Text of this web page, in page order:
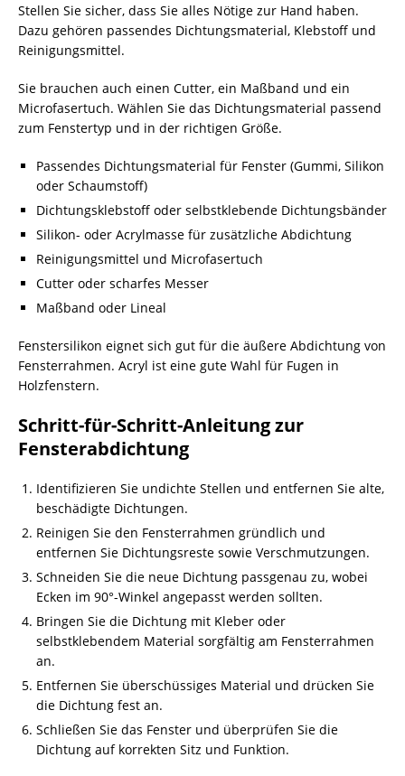
Stellen Sie sicher, dass Sie alles Nötige zur Hand haben.
Dazu gehören passendes Dichtungsmaterial, Klebstoff und
Reinigungsmittel.
Sie brauchen auch einen Cutter, ein Maßband und ein
Microfasertuch. Wählen Sie das Dichtungsmaterial passend
zum Fenstertyp und in der richtigen Größe.
Passendes Dichtungsmaterial für Fenster (Gummi, Silikon
oder Schaumstoff)
Dichtungsklebstoff oder selbstklebende Dichtungsbänder
Silikon- oder Acrylmasse für zusätzliche Abdichtung
Reinigungsmittel und Microfasertuch
Cutter oder scharfes Messer
Maßband oder Lineal
Fenstersilikon eignet sich gut für die äußere Abdichtung von
Fensterrahmen. Acryl ist eine gute Wahl für Fugen in
Holzfenstern.
Schritt-für-Schritt-Anleitung zur
Fensterabdichtung
Identifizieren Sie undichte Stellen und entfernen Sie alte,
beschädigte Dichtungen.
Reinigen Sie den Fensterrahmen gründlich und
entfernen Sie Dichtungsreste sowie Verschmutzungen.
Schneiden Sie die neue Dichtung passgenau zu, wobei
Ecken im 90°-Winkel angepasst werden sollten.
Bringen Sie die Dichtung mit Kleber oder
selbstklebendem Material sorgfältig am Fensterrahmen
an.
Entfernen Sie überschüssiges Material und drücken Sie
die Dichtung fest an.
Schließen Sie das Fenster und überprüfen Sie die
Dichtung auf korrekten Sitz und Funktion.